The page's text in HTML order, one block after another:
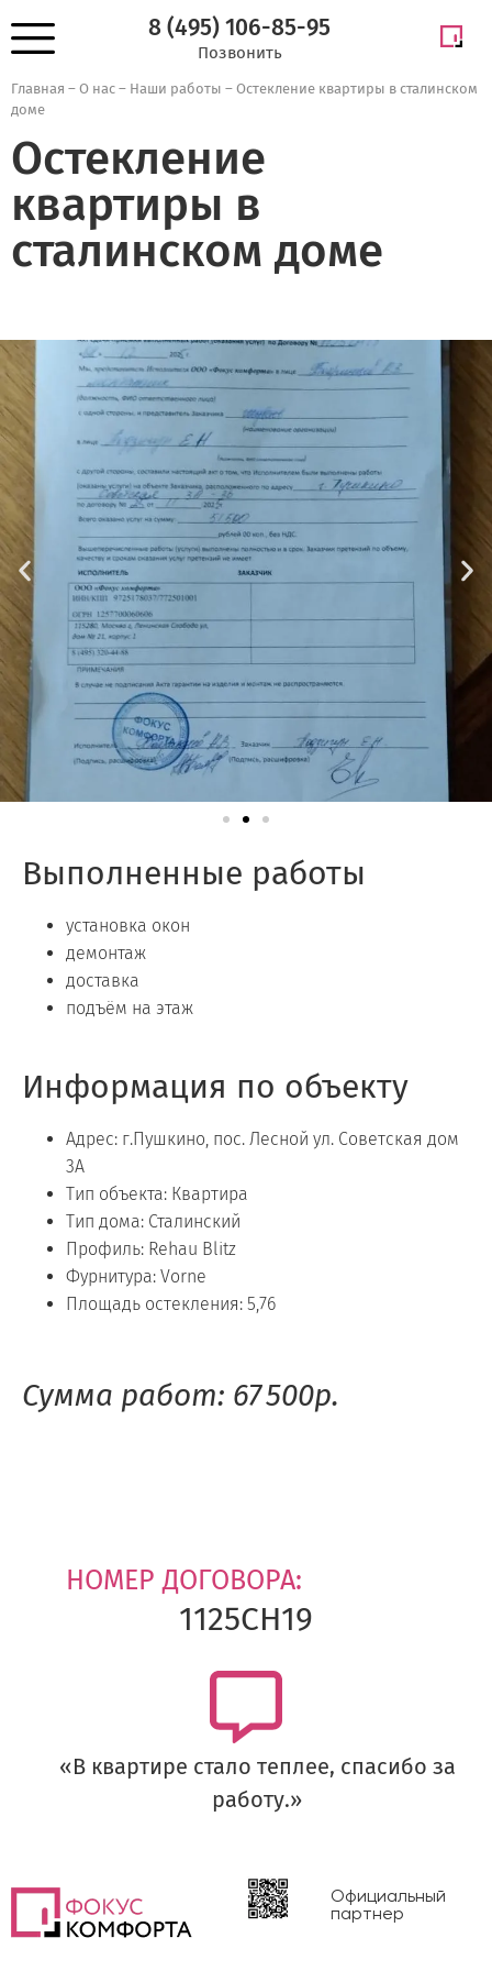
8 (495) 106-85-95
Позвонить
Главная – О нас – Наши работы – Остекление квартиры в сталинском
доме
Остекление
квартиры в
сталинском доме
Выполненные работы
установка окон
демонтаж
доставка
подъём на этаж
Информация по объекту
Адрес: г.Пушкино, пос. Лесной ул. Советская дом
3А
Тип объекта: Квартира
Тип дома: Сталинский
Профиль: Rehau Blitz
Фурнитура: Vorne
Площадь остекления: 5,76
Сумма работ: 67 500р.
НОМЕР ДОГОВОРА:
1125СН19
«В квартире стало теплее, спасибо за
работу.»
Официальный
партнер